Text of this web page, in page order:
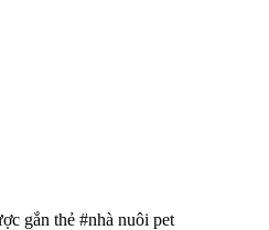
gắn thẻ #nhà nuôi pet